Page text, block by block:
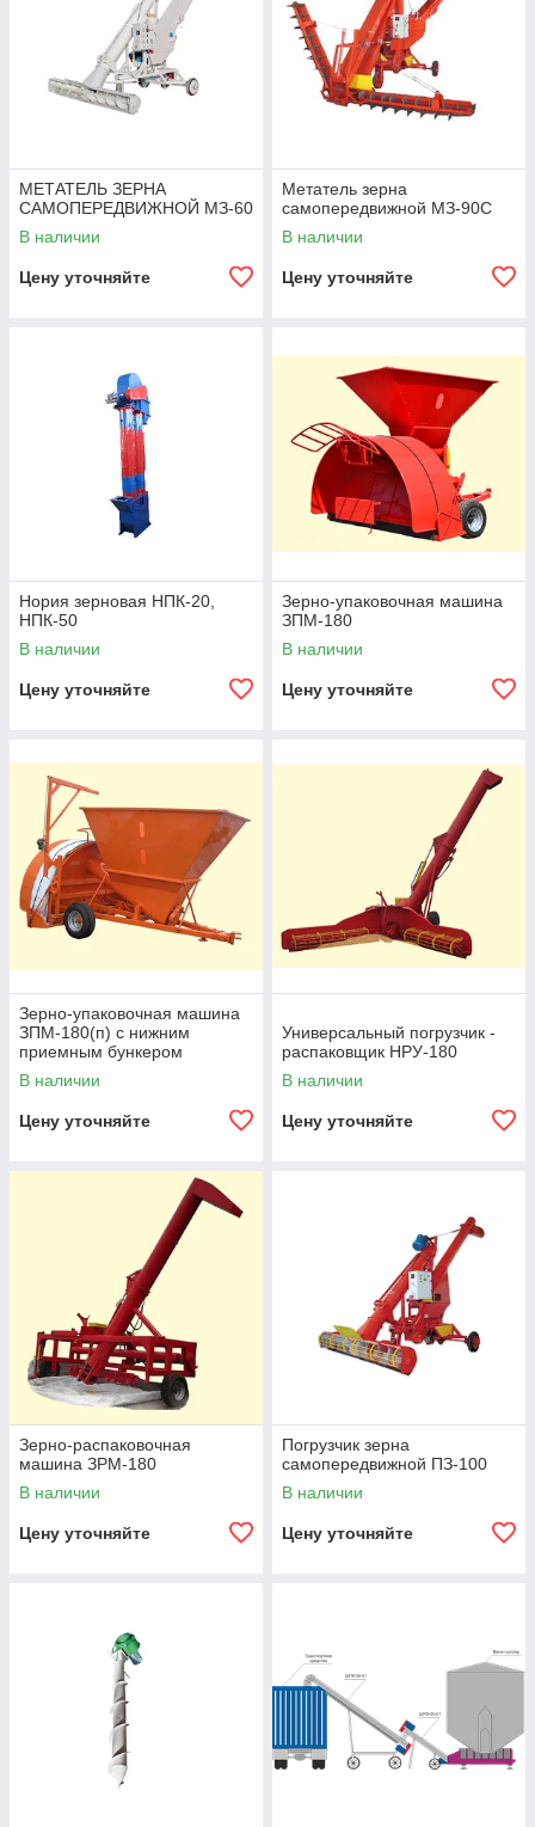
МЕТАТЕЛЬ ЗЕРНА
САМОПЕРЕДВИЖНОЙ МЗ-60
В наличии
Цену уточняйте
Метатель зерна
самопередвижной МЗ-90С
В наличии
Цену уточняйте
Нория зерновая НПК-20,
НПК-50
В наличии
Цену уточняйте
Зерно-упаковочная машина
ЗПМ-180
В наличии
Цену уточняйте
Зерно-упаковочная машина
ЗПМ-180(п) с нижним
приемным бункером
В наличии
Цену уточняйте
Универсальный погрузчик -
распаковщик НРУ-180
В наличии
Цену уточняйте
Зерно-распаковочная
машина ЗРМ-180
В наличии
Цену уточняйте
Погрузчик зерна
самопередвижной ПЗ-100
В наличии
Цену уточняйте